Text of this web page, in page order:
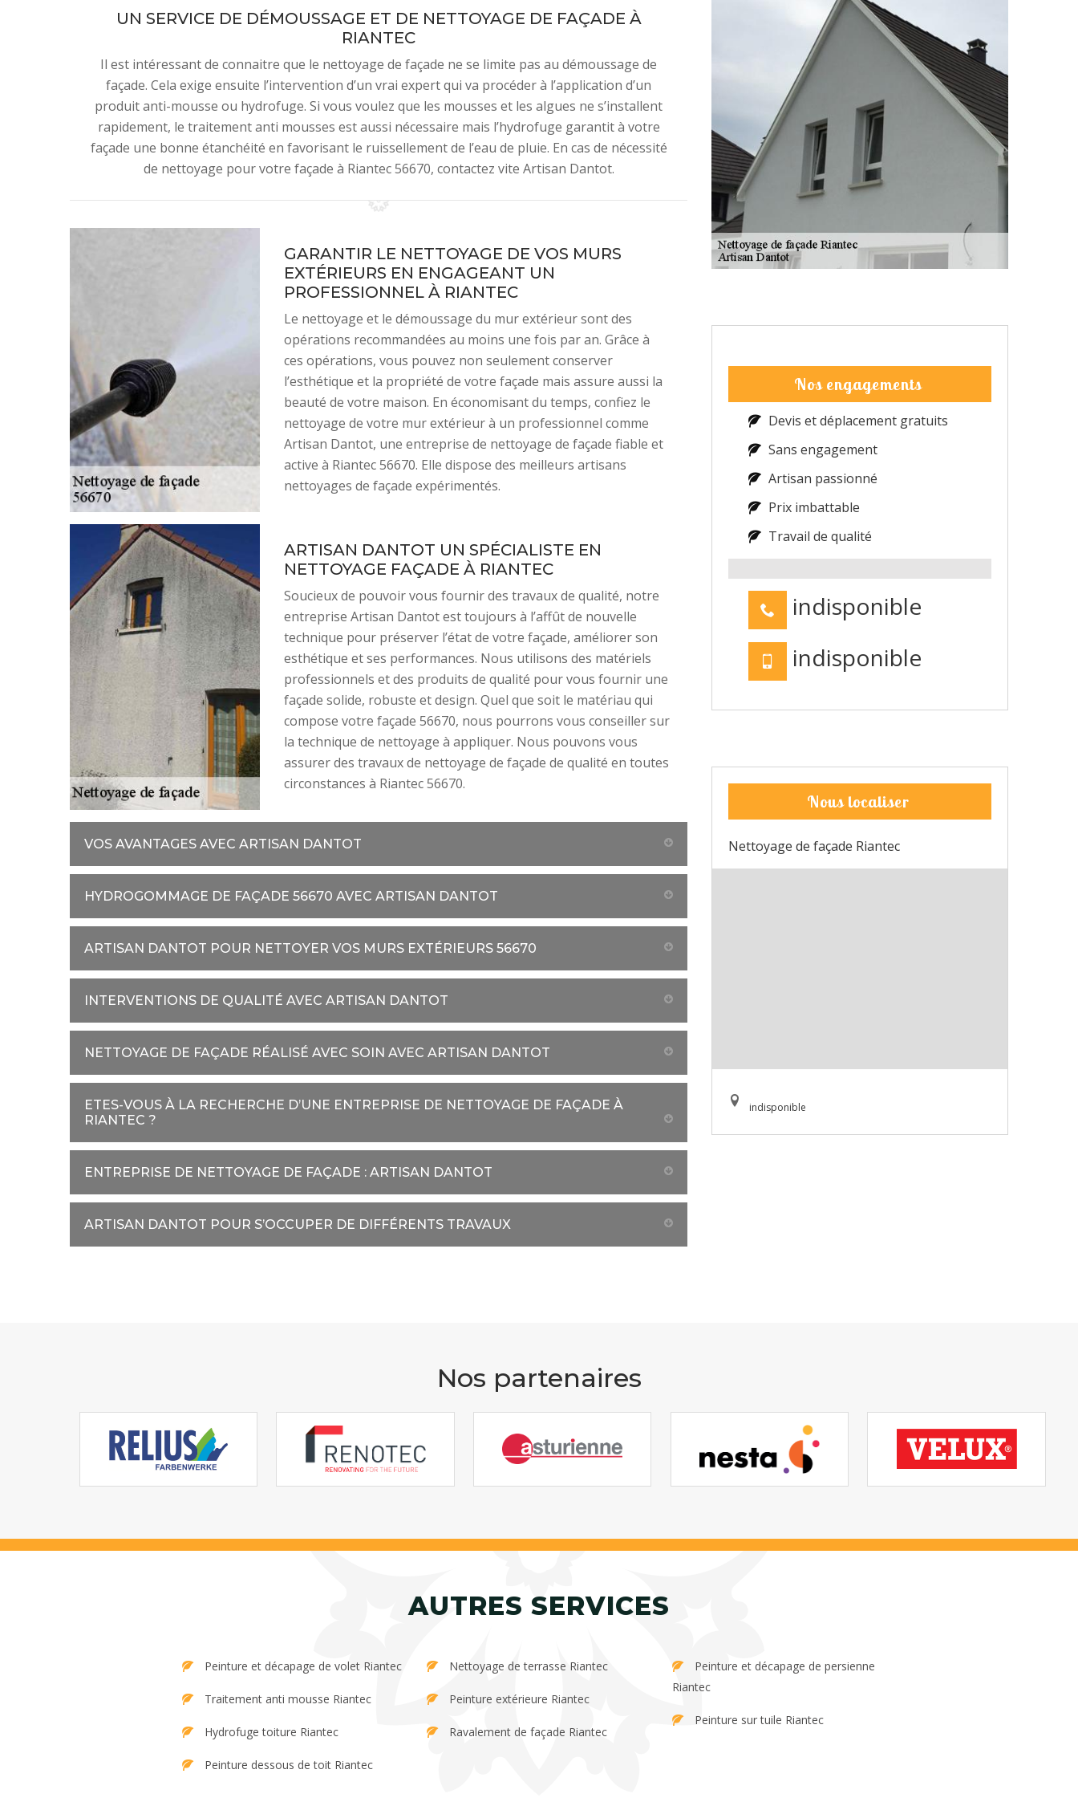
UN SERVICE DE DÉMOUSSAGE ET DE NETTOYAGE DE FAÇADE À
RIANTEC
Il est intéressant de connaitre que le nettoyage de façade ne se limite pas au démoussage de
façade. Cela exige ensuite l’intervention d’un vrai expert qui va procéder à l’application d’un
produit anti-mousse ou hydrofuge. Si vous voulez que les mousses et les algues ne s’installent
rapidement, le traitement anti mousses est aussi nécessaire mais l’hydrofuge garantit à votre
façade une bonne étanchéité en favorisant le ruissellement de l’eau de pluie. En cas de nécessité
de nettoyage pour votre façade à Riantec 56670, contactez vite Artisan Dantot.
GARANTIR LE NETTOYAGE DE VOS MURS
EXTÉRIEURS EN ENGAGEANT UN
PROFESSIONNEL À RIANTEC
Le nettoyage et le démoussage du mur extérieur sont des
opérations recommandées au moins une fois par an. Grâce à
ces opérations, vous pouvez non seulement conserver
l’esthétique et la propriété de votre façade mais assure aussi la
beauté de votre maison. En économisant du temps, confiez le
nettoyage de votre mur extérieur à un professionnel comme
Artisan Dantot, une entreprise de nettoyage de façade fiable et
active à Riantec 56670. Elle dispose des meilleurs artisans
nettoyages de façade expérimentés.
ARTISAN DANTOT UN SPÉCIALISTE EN
NETTOYAGE FAÇADE À RIANTEC
Soucieux de pouvoir vous fournir des travaux de qualité, notre
entreprise Artisan Dantot est toujours à l’affût de nouvelle
technique pour préserver l’état de votre façade, améliorer son
esthétique et ses performances. Nous utilisons des matériels
professionnels et des produits de qualité pour vous fournir une
façade solide, robuste et design. Quel que soit le matériau qui
compose votre façade 56670, nous pourrons vous conseiller sur
la technique de nettoyage à appliquer. Nous pouvons vous
assurer des travaux de nettoyage de façade de qualité en toutes
circonstances à Riantec 56670.
VOS AVANTAGES AVEC ARTISAN DANTOT
HYDROGOMMAGE DE FAÇADE 56670 AVEC ARTISAN DANTOT
ARTISAN DANTOT POUR NETTOYER VOS MURS EXTÉRIEURS 56670
INTERVENTIONS DE QUALITÉ AVEC ARTISAN DANTOT
NETTOYAGE DE FAÇADE RÉALISÉ AVEC SOIN AVEC ARTISAN DANTOT
ETES-VOUS À LA RECHERCHE D’UNE ENTREPRISE DE NETTOYAGE DE FAÇADE À
RIANTEC ?
ENTREPRISE DE NETTOYAGE DE FAÇADE : ARTISAN DANTOT
ARTISAN DANTOT POUR S’OCCUPER DE DIFFÉRENTS TRAVAUX
Nos engagements
Devis et déplacement gratuits
Sans engagement
Artisan passionné
Prix imbattable
Travail de qualité
indisponible
indisponible
Nous localiser
Nettoyage de façade Riantec
indisponible
Nos partenaires
AUTRES SERVICES
Peinture et décapage de volet Riantec
Traitement anti mousse Riantec
Hydrofuge toiture Riantec
Peinture dessous de toit Riantec
Nettoyage de terrasse Riantec
Peinture extérieure Riantec
Ravalement de façade Riantec
Riantec
Peinture sur tuile Riantec